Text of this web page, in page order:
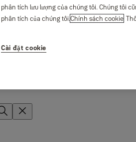
phân tích lưu lượng của chúng tôi. Chúng tôi
phân tích của chúng tôi.Chính sách cookie
Cài đặt cookie